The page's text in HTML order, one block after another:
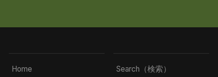
Home
Search（検索）